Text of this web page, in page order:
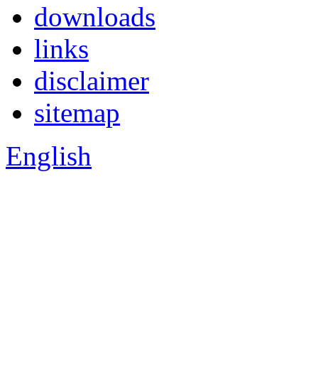
downloads
links
disclaimer
sitemap
English